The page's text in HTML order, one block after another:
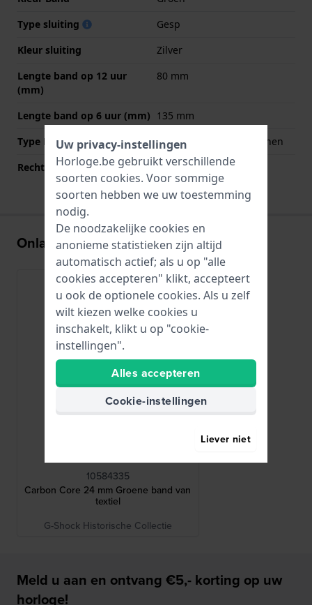
Type sluiting
Gesp
Kleur sluiting
Zilver
Lengte band op 12 uur
(mm)
80 mm
Lengte band op 6 uur (mm) 135 mm
Type Bevestiging
Quick release bandpennen
Rechte aanzet
Ja
Onlangs bekeken
G-Shock
10584335
Carbon Core 24 mm Groene band van
textiel
G-Shock Historische Collectie
Meld u aan en ontvang €5,- korting op uw
horloge!
Uw privacy-instellingen
Horloge.be gebruikt verschillende
soorten cookies. Voor sommige
soorten hebben we uw toestemming
nodig.
De noodzakelijke cookies en
anonieme statistieken zijn altijd
automatisch actief; als u op "alle
cookies accepteren" klikt, accepteert
u ook de optionele cookies. Als u zelf
wilt kiezen welke cookies u
inschakelt, klikt u op "cookie-
instellingen".
Alles accepteren
Cookie-instellingen
Liever niet